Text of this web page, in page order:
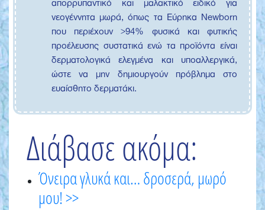
απορρυπαντικό και μαλακτικό ειδικό για
νεογέννητα μωρά, όπως τα Εύρηκα Newborn
που περιέχουν >94% φυσικά και φυτικής
προέλευσης συστατικά ενώ τα προϊόντα είναι
δερματολογικά ελεγμένα και υποαλλεργικά,
ώστε να μην δημιουργούν πρόβλημα στο
ευαίσθητο δερματάκι.
Διάβασε ακόμα:
Όνειρα γλυκά και… δροσερά, μωρό
μου! >>